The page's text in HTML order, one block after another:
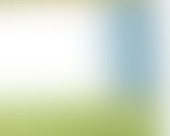
05-03-2023